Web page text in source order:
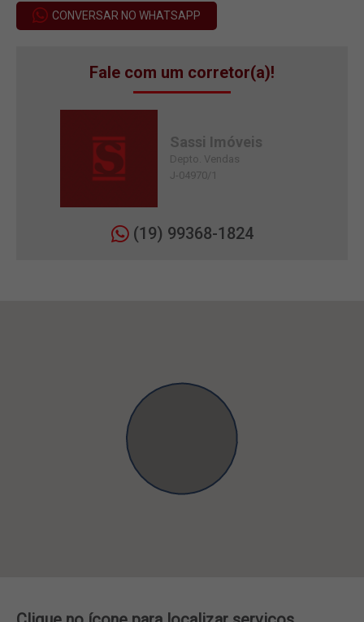
CONVERSAR NO WHATSAPP
Fale com um corretor(a)!
Sassi Imóveis
Depto. Vendas
J-04970/1
(19) 99368-1824